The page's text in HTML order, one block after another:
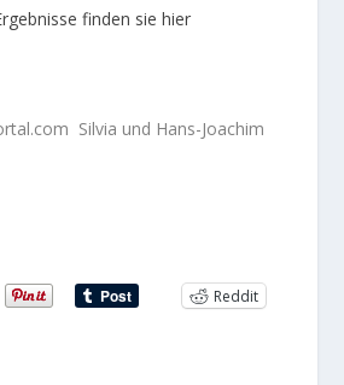
finden sie hier
Silvia und Hans-Joachim
Reddit